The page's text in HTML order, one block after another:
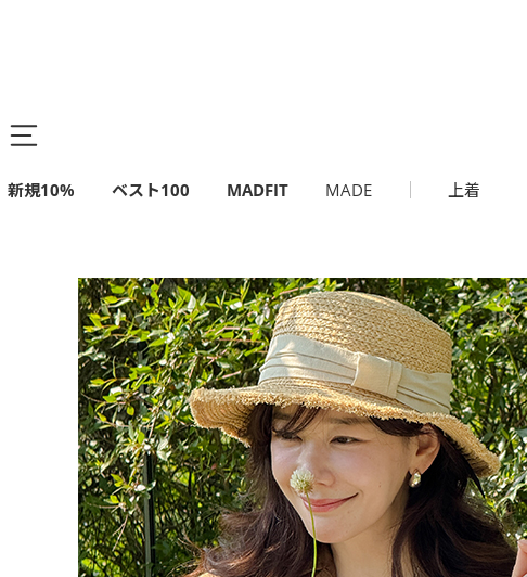
新規10% ベスト100 MADFIT MADE 上着